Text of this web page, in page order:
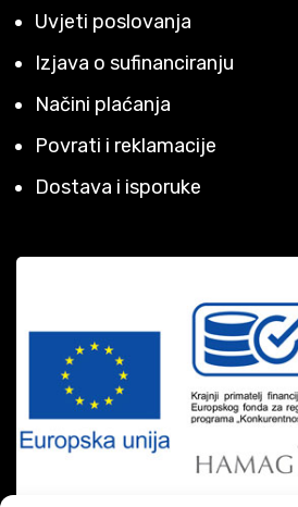
Uvjeti poslovanja
Izjava o sufinanciranju
Načini plaćanja
Povrati i reklamacije
Dostava i isporuke